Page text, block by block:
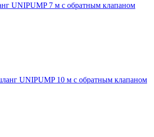
UNIPUMP 7 м с обратным клапаном